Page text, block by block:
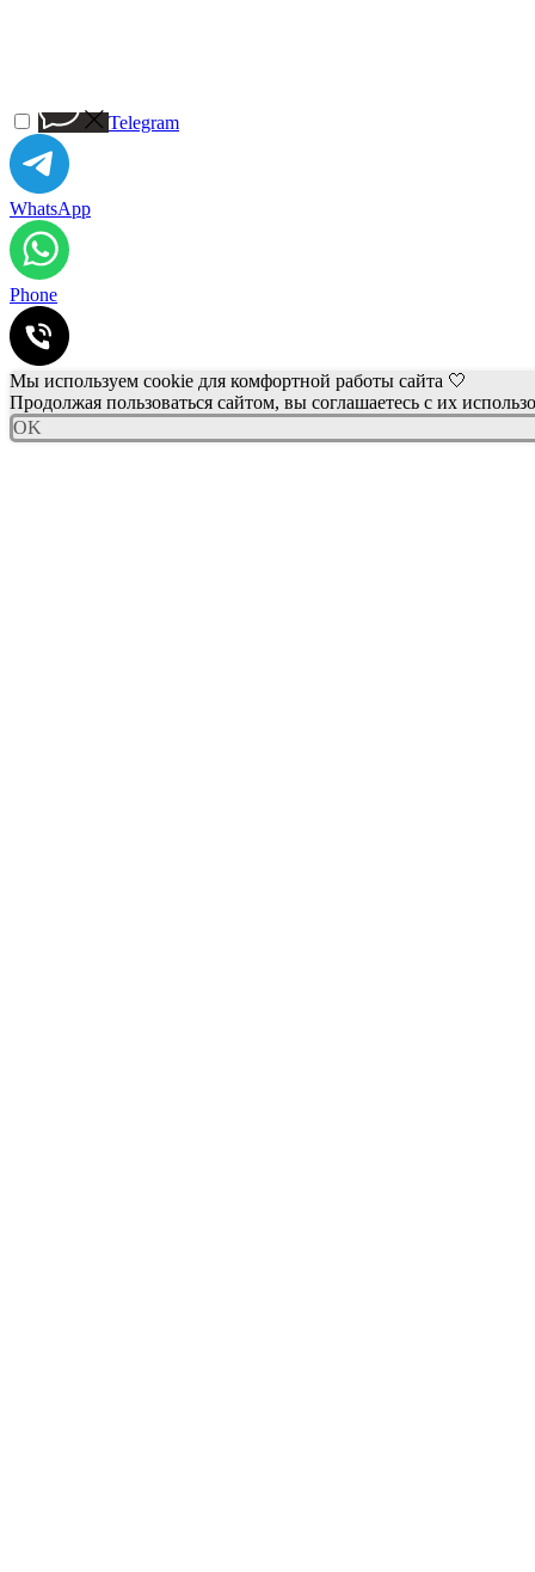
Telegram
WhatsApp
Phone
Мы используем cookie для комфортной работы сайта 🤍
Продолжая пользоваться сайтом, вы соглашаетесь с их
OK